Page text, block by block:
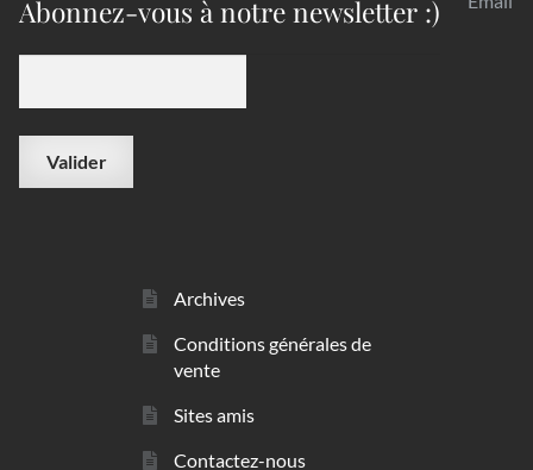
Abonnez-vous à notre newsletter :)
Archives
Conditions générales de
vente
Sites amis
Contactez-nous